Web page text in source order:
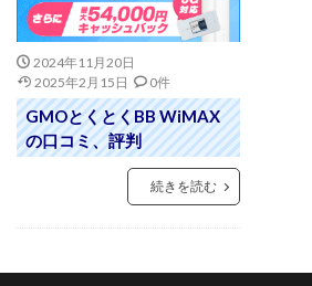
2024年11月20日
2025年2月15日
0件
GMOとくとくBB WiMAX
の口コミ、評判
続きを読む